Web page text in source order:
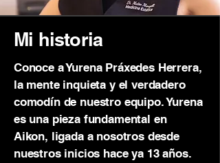
Mi historia
Conoce a Yurena Práxedes Herrera,
la mente inquieta y el verdadero
comodín de nuestro equipo. Yurena
es una pieza fundamental en
Aikon, ligada a nosotros desde
nuestros inicios hace ya 13 años.